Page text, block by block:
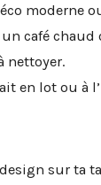
moderne
café
nettoyer.
en lot ou à
sur